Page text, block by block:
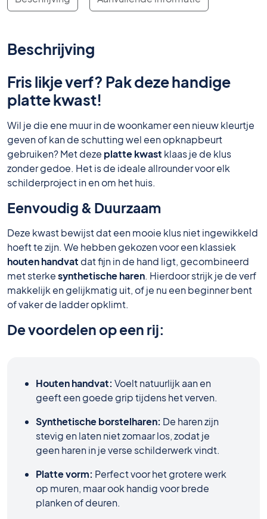
Beschrijving
Fris likje verf? Pak deze handige
platte kwast!
Wil je die ene muur in de woonkamer een nieuw kleurtje
geven of kan de schutting wel een opknapbeurt
gebruiken? Met deze platte kwast klaas je de klus
zonder gedoe. Het is de ideale allrounder voor elk
schilderproject in en om het huis.
Eenvoudig & Duurzaam
Deze kwast bewijst dat een mooie klus niet ingewikkeld
hoeft te zijn. We hebben gekozen voor een klassiek
houten handvat dat fijn in de hand ligt, gecombineerd
met sterkesynthetische haren. Hierdoor strijk je de verf
makkelijk en gelijkmatig uit, of je nu een beginner bent
of vaker de ladder opklimt.
De voordelen op een rij:
Houten handvat: Voelt natuurlijk aan en
geeft een goede grip tijdens het verven.
Synthetische borstelharen: De haren zijn
stevig en laten niet zomaar los, zodat je
geen haren in je verse schilderwerk vindt.
Platte vorm: Perfect voor het grotere werk
op muren, maar ook handig voor brede
planken of deuren.